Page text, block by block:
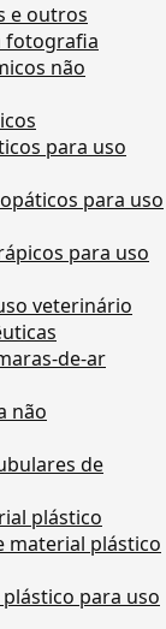
e outros
fotografia
não
para uso
para uso
para uso
veterinário
de-ar
não
de
plástico
material plástico
para uso